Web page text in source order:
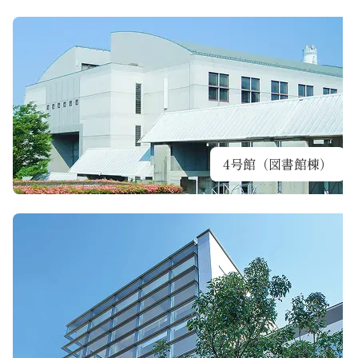
4号館（図書館棟）